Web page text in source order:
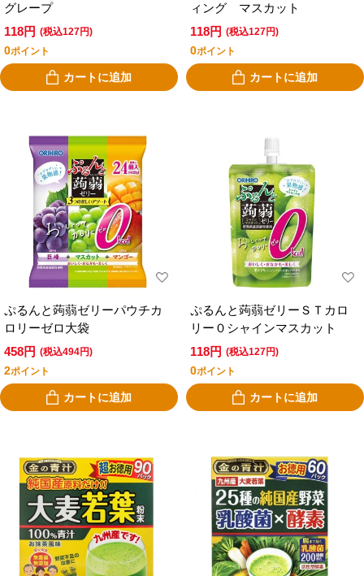
グレープ
118円 (税込127円)
0ポイント
カートに追加
ィング マスカット
118円 (税込127円)
0ポイント
カートに追加
ぷるんと蒟蒻ゼリーパウチカ
ロリーゼロ大袋
458円 (税込494円)
2ポイント
カートに追加
ぷるんと蒟蒻ゼリーＳＴカロ
リー０シャインマスカット
118円 (税込127円)
0ポイント
カートに追加